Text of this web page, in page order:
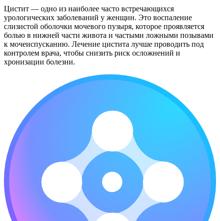
Цистит — одно из наиболее часто встречающихся
урологических заболеваний у женщин. Это воспаление
слизистой оболочки мочевого пузыря, которое проявляется
болью в нижней части живота и частыми ложными позывами
к мочеиспусканию. Лечение цистита лучше проводить под
контролем врача, чтобы снизить риск осложнений и
хронизации болезни.